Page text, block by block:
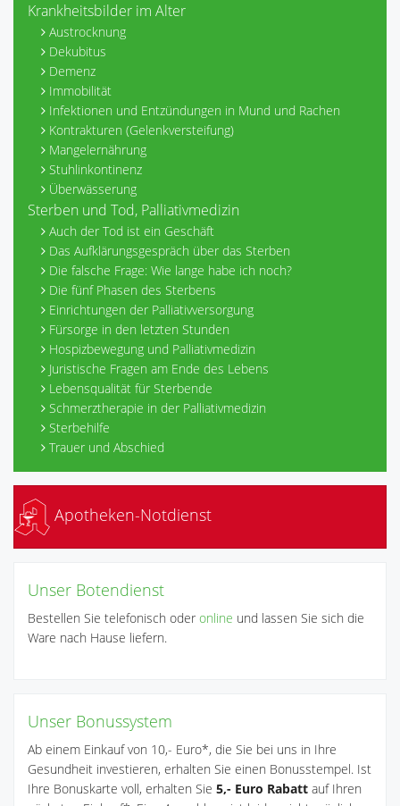
Krankheitsbilder im Alter
Austrocknung
Dekubitus
Demenz
Immobilität
Infektionen und Entzündungen in Mund und Rachen
Kontrakturen (Gelenkversteifung)
Mangelernährung
Stuhlinkontinenz
Überwässerung
Sterben und Tod, Palliativmedizin
Auch der Tod ist ein Geschäft
Das Aufklärungsgespräch über das Sterben
Die falsche Frage: Wie lange habe ich noch?
Die fünf Phasen des Sterbens
Einrichtungen der Palliativversorgung
Fürsorge in den letzten Stunden
Hospizbewegung und Palliativmedizin
Juristische Fragen am Ende des Lebens
Lebensqualität für Sterbende
Schmerztherapie in der Palliativmedizin
Sterbehilfe
Trauer und Abschied
Apotheken-Notdienst
Unser Botendienst
Bestellen Sie telefonisch oder online und lassen Sie sich die
Ware nach Hause liefern.
Unser Bonussystem
Ab einem Einkauf von 10,- Euro*, die Sie bei uns in Ihre
Gesundheit investieren, erhalten Sie einen Bonusstempel. Ist
Ihre Bonuskarte voll, erhalten Sie 5,- Euro Rabatt auf Ihren